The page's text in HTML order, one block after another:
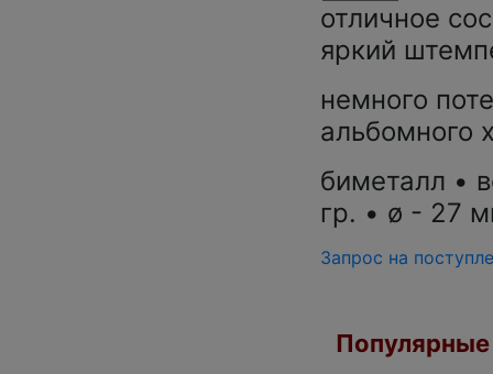
отличное
яркий
немного
альбомного
биметалл •
гр. • ø - 27
Запрос на